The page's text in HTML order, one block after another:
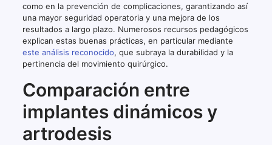
como en la prevención de complicaciones, garantizando así
una mayor seguridad operatoria y una mejora de los
resultados a largo plazo. Numerosos recursos pedagógicos
explican estas buenas prácticas, en particular mediante
este análisis reconocido, que subraya la durabilidad y la
pertinencia del movimiento quirúrgico.
Comparación entre
implantes dinámicos y
artrodesis